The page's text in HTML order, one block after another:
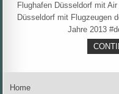
Flughafen Düsseldorf mit
Düsseldorf mit Flugzeugen
Jahre 2013
Home